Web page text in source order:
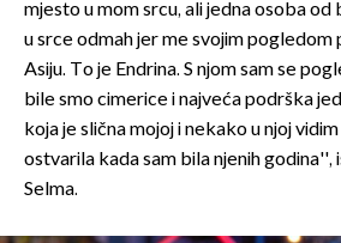
mjesto u mom srcu, ali jedna osoba od
u srce odmah jer me svojim pogledom
Asiju. To je Endrina. S njom sam se
bile smo cimerice i najveća podrška
koja je slična mojoj i nekako u njoj
ostvarila kada sam bila njenih godina'',
Selma.